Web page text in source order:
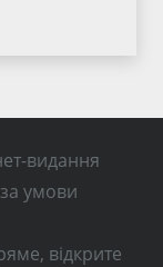
видання
умови
відкрите